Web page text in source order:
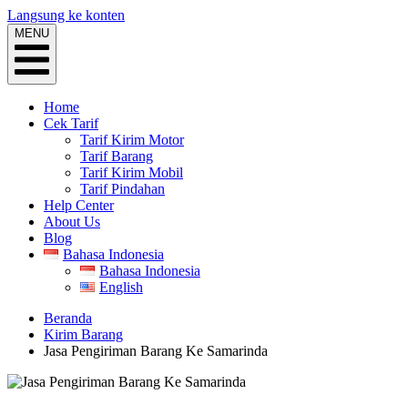
Langsung ke konten
MENU
Home
Cek Tarif
Tarif Kirim Motor
Tarif Barang
Tarif Kirim Mobil
Tarif Pindahan
Help Center
About Us
Blog
Bahasa Indonesia
Bahasa Indonesia
English
Beranda
Kirim Barang
Jasa Pengiriman Barang Ke Samarinda